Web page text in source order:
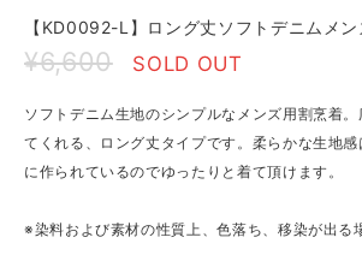
【KD0092-L】ロング丈ソフトデニムメ
¥6,600 SOLD OUT
ソフトデニム生地のシンプルなメンズ用割烹着
てくれる、ロング丈タイプです。柔らかな生地
に作られているのでゆったりと着て頂けます。
※染料および素材の性質上、色落ち、移染が出る